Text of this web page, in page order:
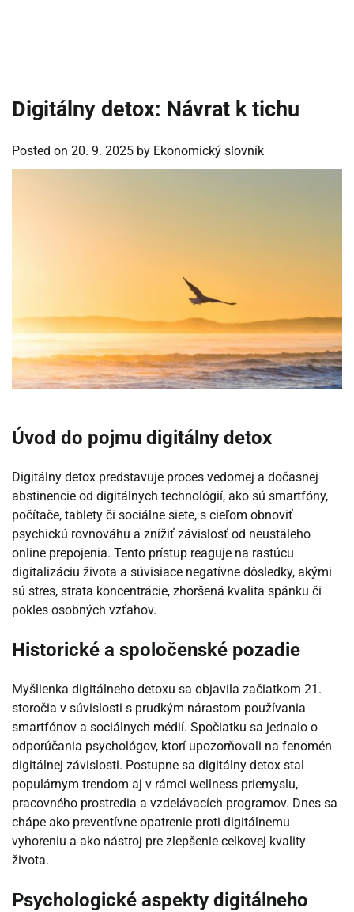
Digitálny detox: Návrat k tichu
Posted on 20. 9. 2025 by Ekonomický slovník
Úvod do pojmu digitálny detox
Digitálny detox predstavuje proces vedomej a dočasnej
abstinencie od digitálnych technológií, ako sú smartfóny,
počítače, tablety či sociálne siete, s cieľom obnoviť
psychickú rovnováhu a znížiť závislosť od neustáleho
online prepojenia. Tento prístup reaguje na rastúcu
digitalizáciu života a súvisiace negatívne dôsledky, akými
sú stres, strata koncentrácie, zhoršená kvalita spánku či
pokles osobných vzťahov.
Historické a spoločenské pozadie
Myšlienka digitálneho detoxu sa objavila začiatkom 21.
storočia v súvislosti s prudkým nárastom používania
smartfónov a sociálnych médií. Spočiatku sa jednalo o
odporúčania psychológov, ktorí upozorňovali na fenomén
digitálnej závislosti. Postupne sa digitálny detox stal
populárnym trendom aj v rámci wellness priemyslu,
pracovného prostredia a vzdelávacích programov. Dnes sa
chápe ako preventívne opatrenie proti digitálnemu
vyhoreniu a ako nástroj pre zlepšenie celkovej kvality
života.
Psychologické aspekty digitálneho